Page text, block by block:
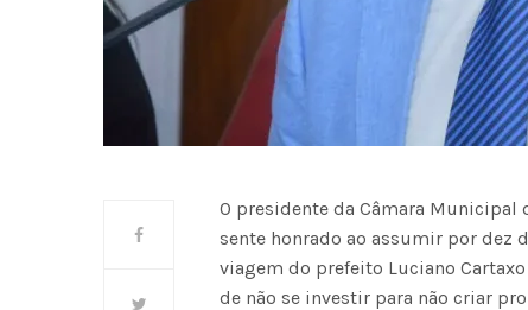
O presidente da Câmara Municipal
sente honrado ao assumir por
viagem do prefeito Luciano Cartaxo
de não se investir para não criar